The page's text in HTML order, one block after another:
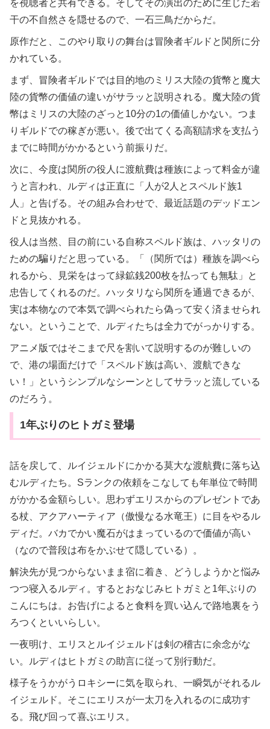
を視聴者と共有できる。そしてその演出のために生じた若
干の不自然さを隠せるので、一石三鳥だからだ。
原作だと、このやり取りの舞台は冒険者ギルドと関所に分
かれている。
まず、冒険者ギルドでは目的地のミリス大陸の貨幣と魔大
陸の貨幣の価値の違いがサラッと説明される。魔大陸の貨
幣はミリスの大陸のざっと10分の1の価値しかない。つま
りギルドでの稼ぎが悪い。後で出てくる高額請求を支払う
までに時間がかかるという前振りだ。
次に、今度は関所の役人に渡航費は種族によって料金が違
うと言われ、ルディは正直に「人が2人とスペルド族1
人」と告げる。その組み合わせで、最近話題のデッドエン
ドと見抜かれる。
役人は当然、目の前にいる自称スペルド族は、ハッタリの
ための騙りだと思っている。「（関所では）種族を調べら
れるから、見栄をはって緑鉱銭200枚を払っても無駄」と
忠告してくれるのだ。ハッタリなら関所を通過できるが、
実は本物なので本気で調べられたら偽って安く済ませられ
ない。ということで、ルディたちは全力でがっかりする。
アニメ版ではそこまで尺を割いて説明するのが難しいの
で、港の場面だけで「スペルド族は高い、渡航できな
い！」というシンプルなシーンとしてサラッと流している
のだろう。
1年ぶりのヒトガミ登場
話を戻して、ルイジェルドにかかる莫大な渡航費に落ち込
むルディたち。Sランクの依頼をこなしても年単位で時間
がかかる金額らしい。思わずエリスからのプレゼントであ
る杖、アクアハーティア（傲慢なる水竜王）に目をやるル
ディだ。バカでかい魔石がはまっているので価値が高い
（なので普段は布をかぶせて隠している）。
解決先が見つからないまま宿に着き、どうしようかと悩み
つつ寝入るルディ。するとおなじみヒトガミと1年ぶりの
こんにちは。お告げによると食料を買い込んで路地裏をう
ろつくといいらしい。
一夜明け、エリスとルイジェルドは剣の稽古に余念がな
い。ルディはヒトガミの助言に従って別行動だ。
様子をうかがうロキシーに気を取られ、一瞬気がそれるル
イジェルド。そこにエリスが一太刀を入れるのに成功す
る。飛び回って喜ぶエリス。